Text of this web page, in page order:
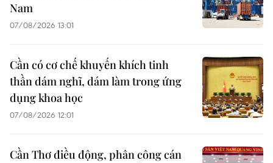
Nam
07/08/2026 13:01
Cần có cơ chế khuyến khích tinh
thần dám nghĩ, dám làm trong ứng
dụng khoa học
07/08/2026 12:01
Cần Thơ điều động, phân công cán